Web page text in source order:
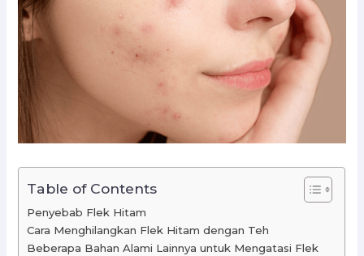
Table of Contents
Penyebab Flek Hitam
Cara Menghilangkan Flek Hitam dengan Teh
Beberapa Bahan Alami Lainnya untuk Mengatasi Flek